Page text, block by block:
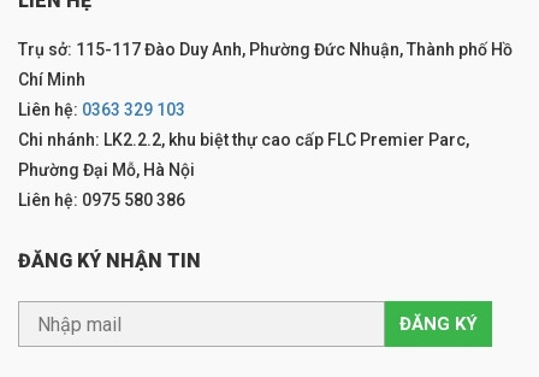
Trụ sở: 115-117 Đào Duy Anh, Phường Đức Nhuận, Thành phố Hồ
Chí Minh
Liên hệ: 0363 329 103
Chi nhánh: LK2.2.2, khu biệt thự cao cấp FLC Premier Parc,
Phường Đại Mỗ, Hà Nội
Liên hệ: 0975 580 386
ĐĂNG KÝ NHẬN TIN